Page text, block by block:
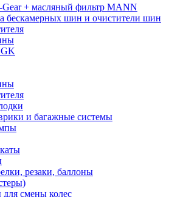
+ масляный фильтр MANN
бескамерных шин и очистители шин
и багажные системы
резаки, баллоны
смены колес